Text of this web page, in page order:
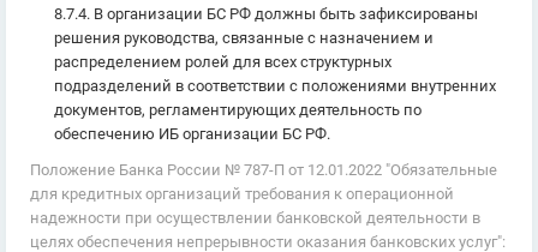
8.7.4. В организации БС РФ должны быть зафиксированы
решения руководства, связанные с назначением и
распределением ролей для всех структурных
подразделений в соответствии с положениями внутренних
документов, регламентирующих деятельность по
обеспечению ИБ организации БС РФ.
Положение Банка России № 787-П от 12.01.2022 "Обязательные
для кредитных организаций требования к операционной
надежности при осуществлении банковской деятельности в
целях обеспечения непрерывности оказания банковских услуг":